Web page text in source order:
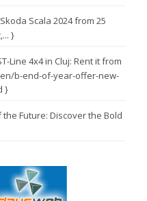
Scala 2024 from 25
}
Line 4x4 in Cluj: Rent it from
b-end-of-year-offer-new-
}
Future: Discover the Bold